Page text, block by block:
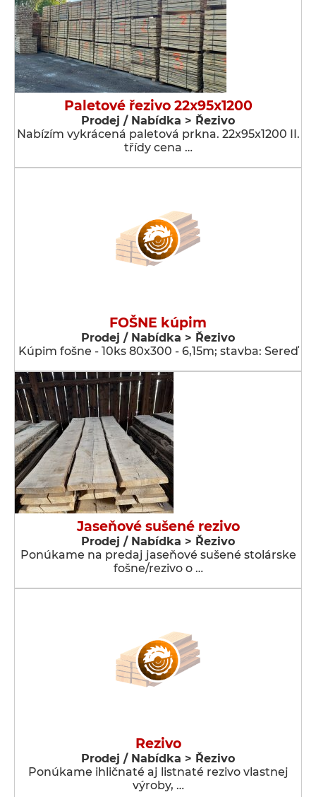
Paletové řezivo 22x95x1200
Prodej / Nabídka > Řezivo
Nabízím vykrácená paletová prkna. 22x95x1200 II.
třídy cena …
FOŠNE kúpim
Prodej / Nabídka > Řezivo
Kúpim fošne - 10ks 80x300 - 6,15m; stavba: Sereď
Jaseňové sušené rezivo
Prodej / Nabídka > Řezivo
Ponúkame na predaj jaseňové sušené stolárske
fošne/rezivo o …
Rezivo
Prodej / Nabídka > Řezivo
Ponúkame ihličnaté aj listnaté rezivo vlastnej
výroby, …